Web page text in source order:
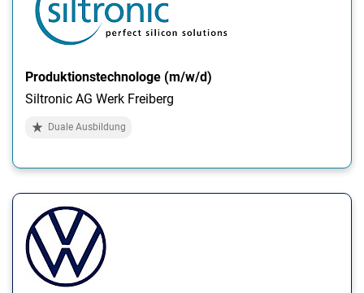
Produktionstechnologe (m/w/d)
Siltronic AG Werk Freiberg
Duale Ausbildung